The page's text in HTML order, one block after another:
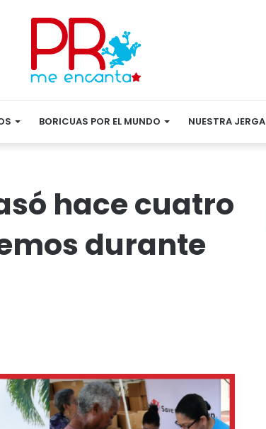
BORICUAS POR EL MUNDO NUESTRA JERGA
hace cuatro
durante